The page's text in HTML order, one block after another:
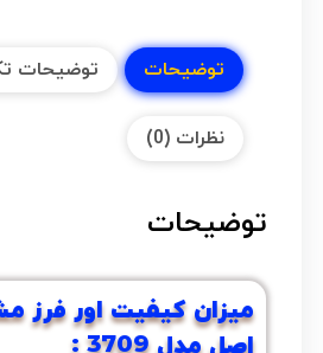
توضیحات توضیحات
نظرات (0)
توضیحات
میزان کیفیت اور فرز
اصل مدل 3709 :